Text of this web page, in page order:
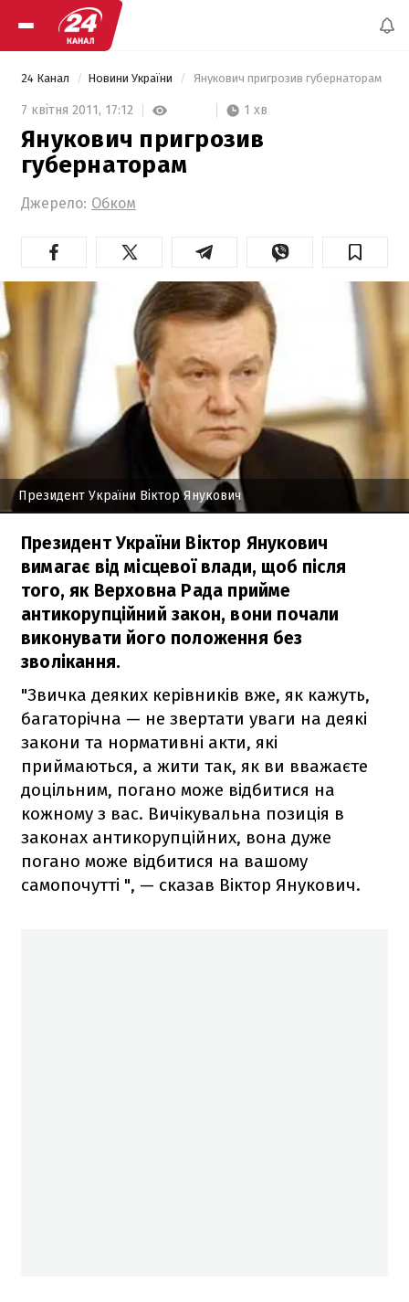
24 Канал Новини України Янукович пригрозив губернаторам
7 квітня 2011, 17:12 1 хв
Янукович пригрозив
губернаторам
Джерело: Обком
Президент України Віктор Янукович
Президент України Віктор Янукович
вимагає від місцевої влади, щоб після
того, як Верховна Рада прийме
антикорупційний закон, вони почали
виконувати його положення без
зволікання.
"Звичка деяких керівників вже, як кажуть,
багаторічна — не звертати уваги на деякі
закони та нормативні акти, які
приймаються, а жити так, як ви вважаєте
доцільним, погано може відбитися на
кожному з вас. Вичікувальна позиція в
законах антикорупційних, вона дуже
погано може відбитися на вашому
самопочутті ", — сказав Віктор Янукович.